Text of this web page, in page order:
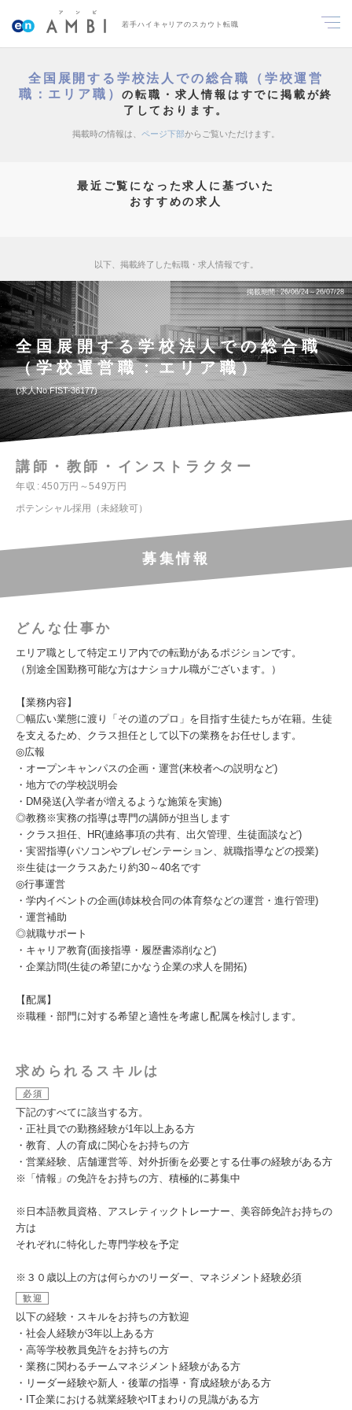
若手ハイキャリアのスカウト転職
全国展開する学校法人での総合職（学校運営
職：エリア職）の転職・求人情報はすでに掲載が終
了しております。
掲載時の情報は、 ページ下部からご覧いただけます。
最近ご覧になった求人に基づいた
おすすめの求人
以下、掲載終了した転職・求人情報です。
掲載期間 26/06/24～26/07/28
全国展開する学校法人での総合職
（学校運営職：エリア職）
求人No.FIST-36177
講師・教師・インストラクター
年収
450万円～549万円
ポテンシャル採用（未経験可）
募集情報
どんな仕事か
エリア職として特定エリア内での転勤があるポジションです。
（別途全国勤務可能な方はナショナル職がございます。）
【業務内容】
〇幅広い業態に渡り「その道のプロ」を目指す生徒たちが在籍。生徒
を支えるため、クラス担任として以下の業務をお任せします。
◎広報
・オープンキャンパスの企画・運営(来校者への説明など)
・地方での学校説明会
・DM発送(入学者が増えるような施策を実施)
◎教務※実務の指導は専門の講師が担当します
・クラス担任、HR(連絡事項の共有、出欠管理、生徒面談など)
・実習指導(パソコンやプレゼンテーション、就職指導などの授業)
※生徒は一クラスあたり約30～40名です
◎行事運営
・学内イベントの企画(姉妹校合同の体育祭などの運営・進行管理)
・運営補助
◎就職サポート
・キャリア教育(面接指導・履歴書添削など)
・企業訪問(生徒の希望にかなう企業の求人を開拓)
【配属】
※職種・部門に対する希望と適性を考慮し配属を検討します。
求められるスキルは
必須
下記のすべてに該当する方。
・正社員での勤務経験が1年以上ある方
・教育、人の育成に関心をお持ちの方
・営業経験、店舗運営等、対外折衝を必要とする仕事の経験がある方
※「情報」の免許をお持ちの方、積極的に募集中
※日本語教員資格、アスレティックトレーナー、美容師免許お持ちの
方は
それぞれに特化した専門学校を予定
※３０歳以上の方は何らかのリーダー、マネジメント経験必須
歓迎
以下の経験・スキルをお持ちの方歓迎
・社会人経験が3年以上ある方
・高等学校教員免許をお持ちの方
・業務に関わるチームマネジメント経験がある方
・リーダー経験や新人・後輩の指導・育成経験がある方
・IT企業における就業経験やITまわりの見識がある方